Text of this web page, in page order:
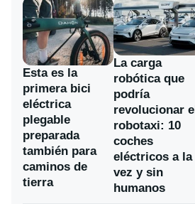
Esta es la
primera bici
eléctrica
plegable
preparada
también para
caminos de
tierra
La carga
robótica que
podría
revolucionar el
robotaxi: 10
coches
eléctricos a la
vez y sin
humanos